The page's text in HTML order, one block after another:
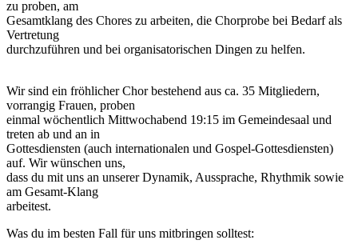
zu proben, am
Gesamtklang des Chores zu arbeiten, die Chorprobe bei Bedarf als
Vertretung
durchzuführen und bei organisatorischen Dingen zu helfen.
Wir sind ein fröhlicher Chor bestehend aus ca. 35 Mitgliedern,
vorrangig Frauen, proben
einmal wöchentlich Mittwochabend 19:15 im Gemeindesaal und
treten ab und an in
Gottesdiensten (auch internationalen und Gospel-Gottesdiensten)
auf. Wir wünschen uns,
dass du mit uns an unserer Dynamik, Aussprache, Rhythmik sowie
am Gesamt-Klang
arbeitest.
Was du im besten Fall für uns mitbringen solltest: